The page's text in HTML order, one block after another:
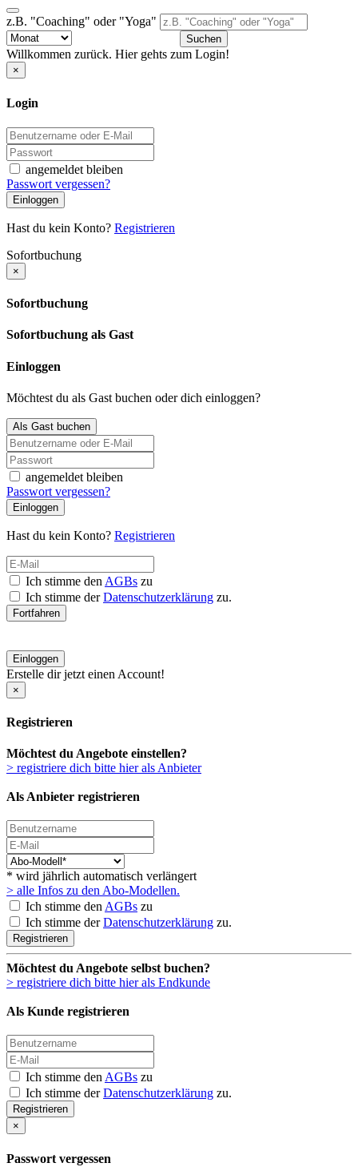
z.B. "Coaching" oder "Yoga"
Suchen
Willkommen zurück. Hier gehts zum Login!
×
Login
angemeldet bleiben
Passwort vergessen?
Einloggen
Hast du kein Konto? Registrieren
Sofortbuchung
×
Sofortbuchung
Sofortbuchung als Gast
Einloggen
Möchtest du als Gast buchen oder dich einloggen?
Als Gast buchen
angemeldet bleiben
Passwort vergessen?
Einloggen
Hast du kein Konto? Registrieren
Ich stimme den AGBs zu
Ich stimme derDatenschutzerklärung zu.
Fortfahren
Einloggen
Erstelle dir jetzt einen Account!
×
Registrieren
Möchtest du Angebote einstellen?
> registriere dich bitte hier als Anbieter
Als Anbieter registrieren
* wird jährlich automatisch verlängert
> alle Infos zu den Abo-Modellen.
Ich stimme den AGBs zu
Ich stimme derDatenschutzerklärung zu.
Registrieren
Möchtest du Angebote selbst buchen?
> registriere dich bitte hier als Endkunde
Als Kunde registrieren
Ich stimme den AGBs zu
Ich stimme derDatenschutzerklärung zu.
Registrieren
×
Passwort vergessen